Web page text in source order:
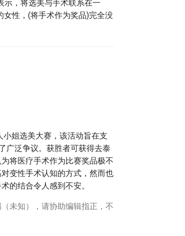
示，将选美与手术联系在一
女性，(将手术作为奖品)完全没
姐选美大赛，该活动旨在支
广泛争议。获胜者可获得去泰
将医疗手术作为比赛奖品极不
变性手术认知的方式，然而也
的结合令人感到不安。
未知），请协助编辑指正，不